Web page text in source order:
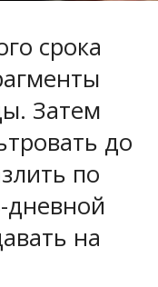
срока
Затем
до
по
дневной
на